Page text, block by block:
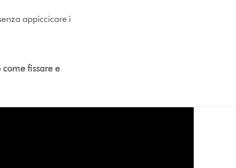
appiccicare i
come fissare e